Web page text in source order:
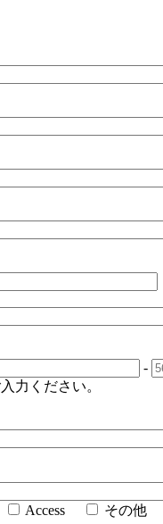
-
力ください。
Access その他